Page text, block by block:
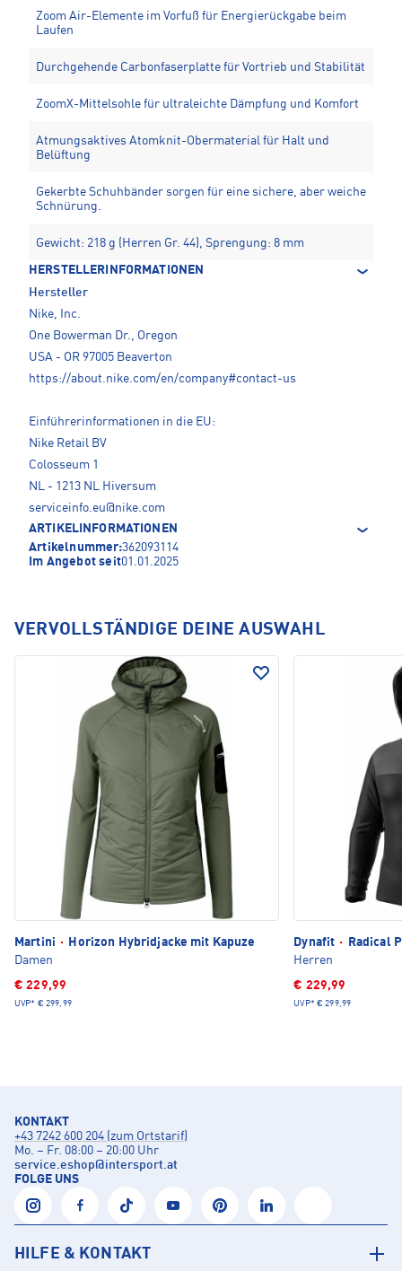
Zoom Air-Elemente im Vorfuß für Energierückgabe beim
Laufen
Durchgehende Carbonfaserplatte für Vortrieb und Stabilität
ZoomX-Mittelsohle für ultraleichte Dämpfung und Komfort
Atmungsaktives Atomknit-Obermaterial für Halt und
Belüftung
Gekerbte Schuhbänder sorgen für eine sichere, aber weiche
Schnürung.
Gewicht: 218 g (Herren Gr. 44), Sprengung: 8 mm
HERSTELLERINFORMATIONEN
Hersteller
Nike, Inc.
One Bowerman Dr., Oregon
USA - OR 97005 Beaverton
https://about.nike.com/en/company#contact-us
Einführerinformationen in die EU:
Nike Retail BV
Colosseum 1
NL - 1213 NL Hiversum
serviceinfo.eu@nike.com
ARTIKELINFORMATIONEN
Artikelnummer:362093114
Im Angebot seit01.01.2025
VERVOLLSTÄNDIGE DEINE AUSWAHL
Martini ·
Horizon Hybridjacke mit Kapuze
Damen
€ 229,99
UVP* € 299,99
Dynafit ·
Radical
Herren
€ 229,99
UVP* € 299,99
KONTAKT
+43 7242 600 204 (zum Ortstarif)
Mo. – Fr. 08:00 – 20:00 Uhr
service.eshop@intersport.at
FOLGE UNS
HILFE & KONTAKT